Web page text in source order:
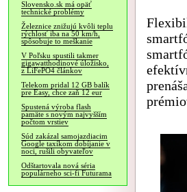
Slovensko.sk má opäť
technické problémy
Železnice znižujú kvôli teplu
rýchlosť iba na 50 km/h,
spôsobuje to meškanie
V Poľsku spustili takmer
gigawatthodinové úložisko,
z LiFePO4 článkov
Telekom pridal 12 GB balík
pre Easy, chce zaň 12 eur
Spustená výroba flash
pamäte s novým najvyšším
počtom vrstiev
Súd zakázal samojazdiacim
Google taxíkom dobíjanie v
noci, rušili obyvateľov
Odštartovala nová séria
populárneho sci-fi Futurama